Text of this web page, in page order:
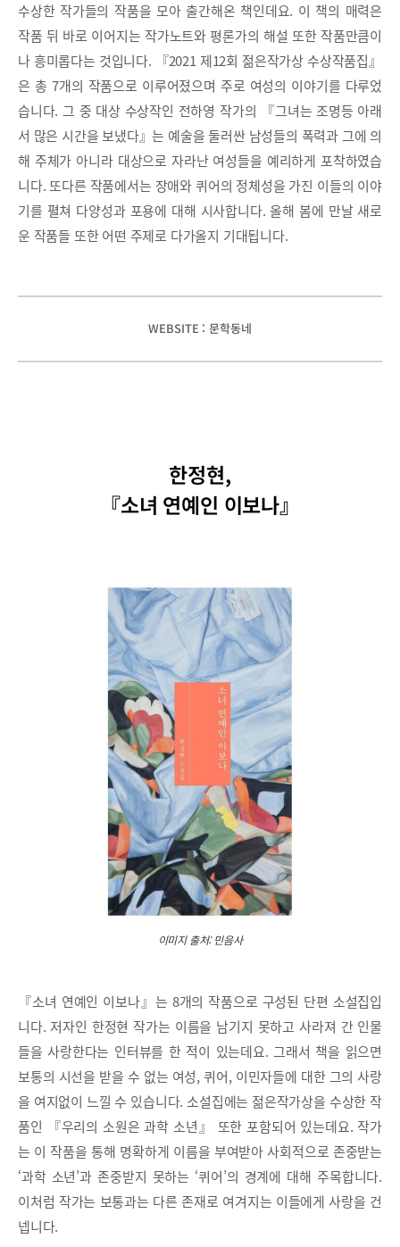
수상한 작가들의 작품을 모아 출간해온 책인데요. 이 책의 매력은
작품 뒤 바로 이어지는 작가노트와 평론가의 해설 또한 작품만큼이
나 흥미롭다는 것입니다. 『2021 제12회 젊은작가상 수상작품집』
은 총 7개의 작품으로 이루어졌으며 주로 여성의 이야기를 다루었
습니다. 그 중 대상 수상작인 전하영 작가의 『그녀는 조명등 아래
서 많은 시간을 보냈다』는 예술을 둘러싼 남성들의 폭력과 그에 의
해 주체가 아니라 대상으로 자라난 여성들을 예리하게 포착하였습
니다. 또다른 작품에서는 장애와 퀴어의 정체성을 가진 이들의 이야
기를 펼쳐 다양성과 포용에 대해 시사합니다. 올해 봄에 만날 새로
운 작품들 또한 어떤 주제로 다가올지 기대됩니다.
WEBSITE : 문학동네
한정현,
『소녀 연예인 이보나』
이미지 출처: 민음사
『소녀 연예인 이보나』는 8개의 작품으로 구성된 단편 소설집입
니다. 저자인 한정현 작가는 이름을 남기지 못하고 사라져 간 인물
들을 사랑한다는 인터뷰를 한 적이 있는데요. 그래서 책을 읽으면
보통의 시선을 받을 수 없는 여성, 퀴어, 이민자들에 대한 그의 사랑
을 여지없이 느낄 수 있습니다. 소설집에는 젊은작가상을 수상한 작
품인 『우리의 소원은 과학 소년』 또한 포함되어 있는데요. 작가
는 이 작품을 통해 명확하게 이름을 부여받아 사회적으로 존중받는
‘과학 소년’과 존중받지 못하는 ‘퀴어’의 경계에 대해 주목합니다.
이처럼 작가는 보통과는 다른 존재로 여겨지는 이들에게 사랑을 건
넵니다.